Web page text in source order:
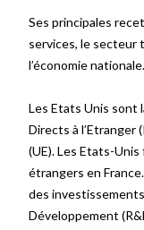
Ses principales
services, le secteur
l’économie nationale.
Les Etats Unis sont
Directs à l’Etranger
(UE). Les Etats-
étrangers en
des
Développement